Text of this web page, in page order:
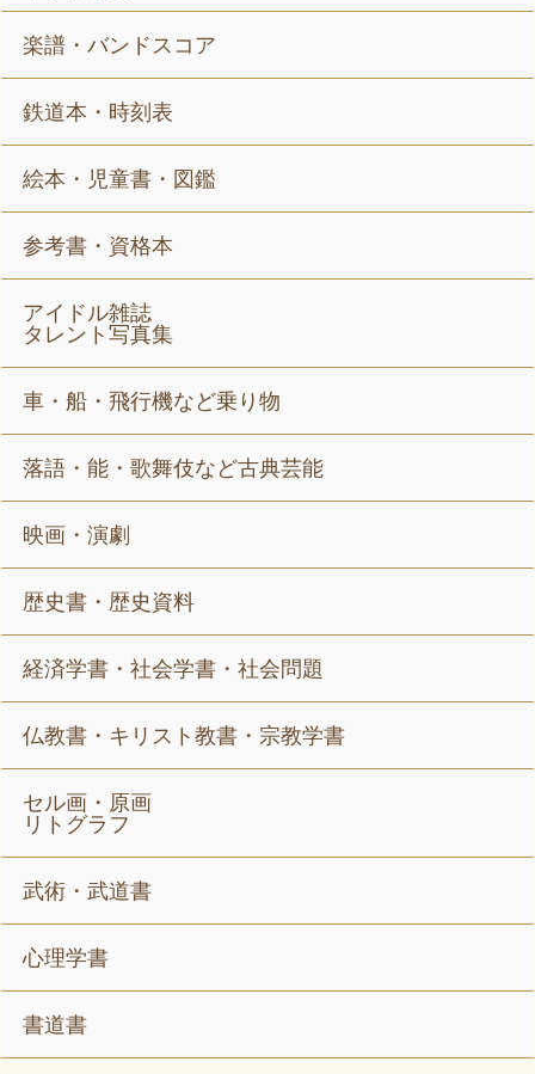
楽譜・バンドスコア
鉄道本・時刻表
絵本・児童書・図鑑
参考書・資格本
アイドル雑誌
タレント写真集
車・船・飛行機など乗り物
落語・能・歌舞伎など古典芸能
映画・演劇
歴史書・歴史資料
経済学書・社会学書・社会問題
仏教書・キリスト教書・宗教学書
セル画・原画
リトグラフ
武術・武道書
心理学書
書道書